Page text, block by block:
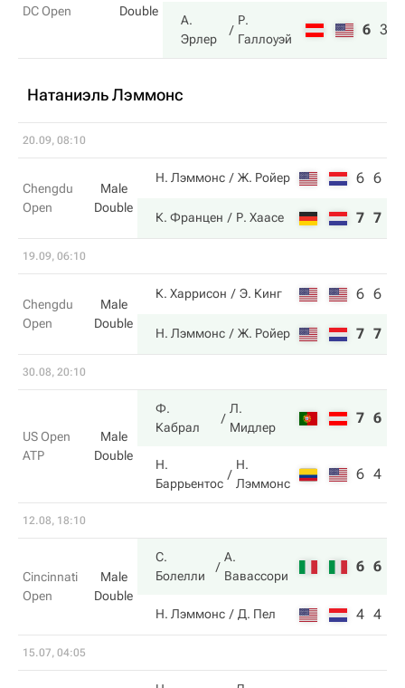
DC Open
Double
А.
Эрлер
Р.
Галлоуэй
6 3
Натаниэль Лэммонс
20.09, 08:10
Chengdu
Open
Male
Double
Н. Лэммонс Ж. Ройер 6 6
К. Францен Р. Хаасе 7 7
19.09, 06:10
Chengdu
Open
Male
Double
К. Харрисон Э. Кинг 6 6
Н. Лэммонс Ж. Ройер 7 7
30.08, 20:10
US Open
ATP
Male
Double
Ф.
Кабрал
Л.
Мидлер
7 6
Н.
Баррьентос
Н.
Лэммонс
6 4
12.08, 18:10
Cincinnati
Open
Male
Double
С.
Болелли
А.
Вавассори
6 6
Н. Лэммонс Д. Пел 4 4
15.07, 04:05